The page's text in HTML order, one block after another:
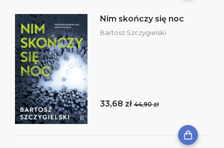
Nim skończy się noc
Bartosz Szczygielski
33,68 zł 44,90 zł